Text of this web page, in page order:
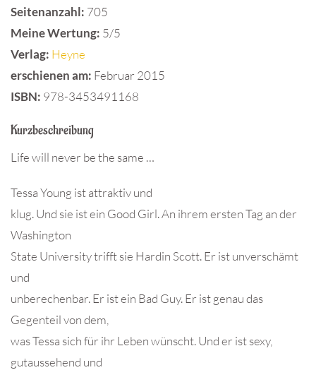
Seitenanzahl: 705
Meine Wertung: 5/5
Verlag: Heyne
erschienen am: Februar 2015
ISBN: 978-3453491168
Kurzbeschreibung
Life will never be the same …
Tessa Young ist attraktiv und
klug. Und sie ist ein Good Girl. An ihrem ersten Tag an der
Washington
State University trifft sie Hardin Scott. Er ist unverschämt
und
unberechenbar. Er ist ein Bad Guy. Er ist genau das
Gegenteil von dem,
was Tessa sich für ihr Leben wünscht. Und er ist sexy,
gutaussehend und